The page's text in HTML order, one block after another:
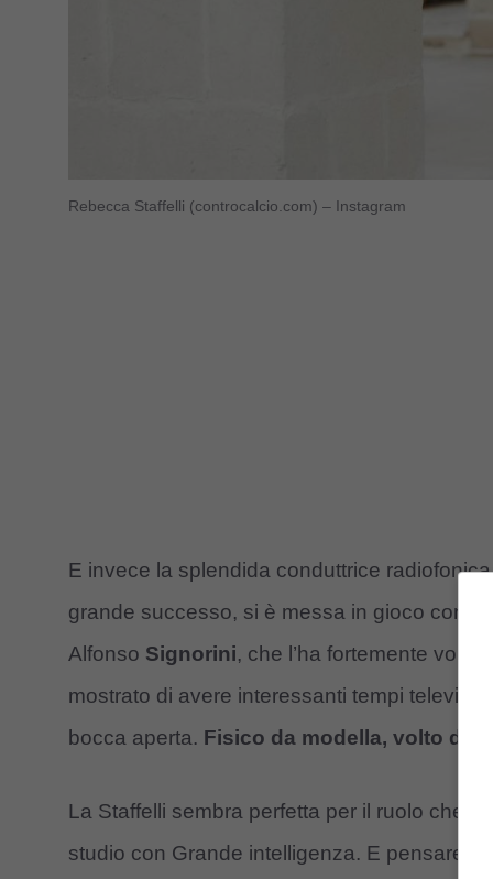
Rebecca Staffelli (controcalcio.com) – Instagram
E invece la splendida conduttrice
grande successo, si è messa in gioco con
Alfonso Signorini, che l’ha fortemente
mostrato di avere interessanti tempi
bocca aperta. Fisico da modella, volto da
La Staffelli sembra perfetta per il ruolo che
studio con Grande intelligenza. E pensare